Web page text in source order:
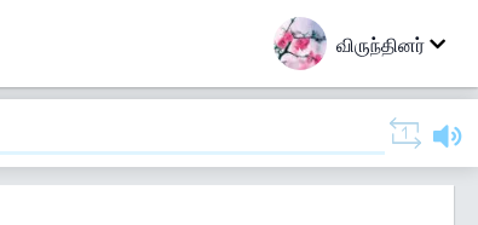
விருந்தினர்